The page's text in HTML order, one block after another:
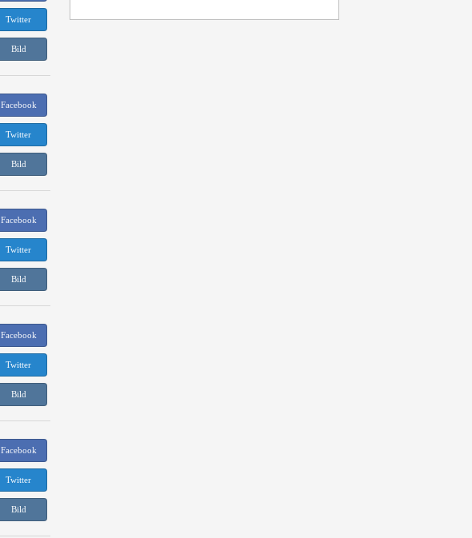
Twitter
Bild
Facebook
Twitter
Bild
Facebook
Twitter
Bild
Facebook
Twitter
Bild
Facebook
Twitter
Bild